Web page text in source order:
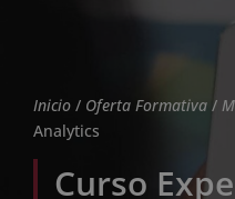
Inicio / Oferta Formativa /
Analytics
Curso